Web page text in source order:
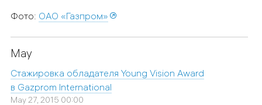
Фото: ОАО «Газпром»
May
Стажировка обладателя Young Vision Award
в Gazprom International
May 27, 2015 00:00